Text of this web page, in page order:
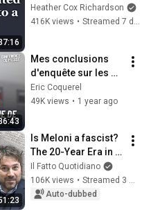
Heather Cox Richardson
416K views • Streamed 7 days ago
Mes conclusions
d'enquête sur les
dérapages
budgétaires en
presse]
Eric Coquerel
49K views • 1 year ago
Is Meloni a fascist?
The 20-Year Era in
the Government's
Vision. Franz
Baraggino
Il Fatto Quotidiano
106K views •
Streamed 3 months ago
Auto-dubbed